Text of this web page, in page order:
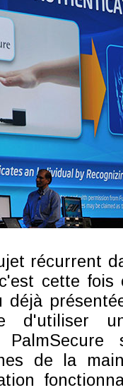
récurrent
cette fois
déjà
d'utiliser
de la